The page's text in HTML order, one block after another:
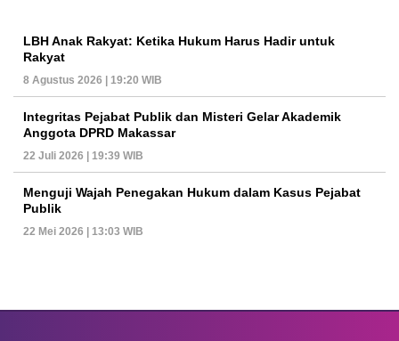
LBH Anak Rakyat: Ketika Hukum Harus Hadir untuk
Rakyat
8 Agustus 2026 | 19:20 WIB
Integritas Pejabat Publik dan Misteri Gelar Akademik
Anggota DPRD Makassar
22 Juli 2026 | 19:39 WIB
Menguji Wajah Penegakan Hukum dalam Kasus Pejabat
Publik
22 Mei 2026 | 13:03 WIB